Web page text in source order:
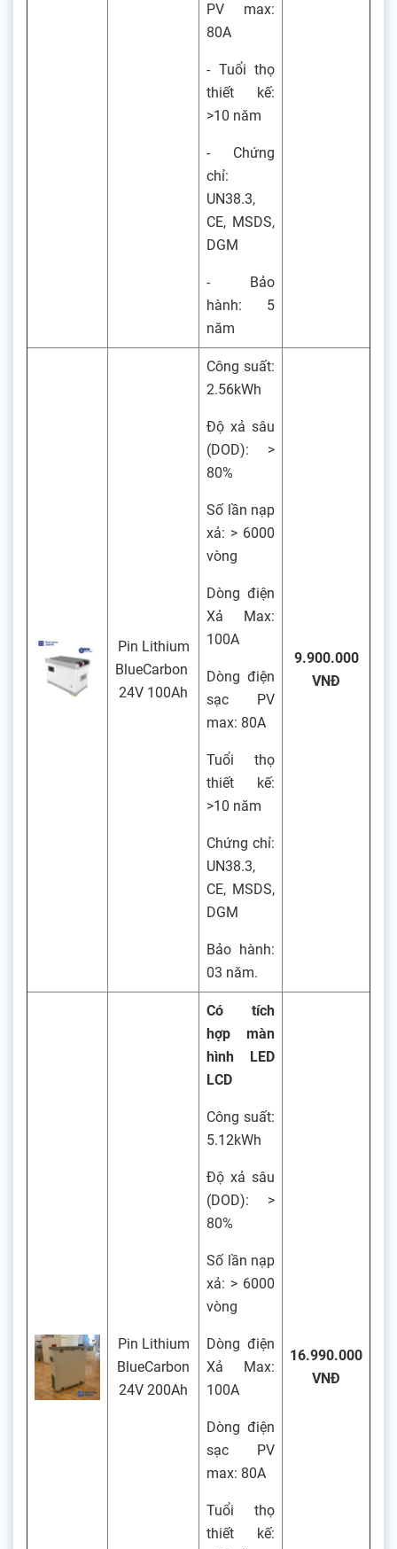
PV max:
80A
- Tuổi thọ
thiết kế:
>10 năm
- Chứng
chỉ:
UN38.3,
CE, MSDS,
DGM
- Bảo
hành: 5
năm
Pin Lithium
BlueCarbon
24V 100Ah
Công suất:
2.56kWh
Độ xả sâu
(DOD): >
80%
Số lần nạp
xả: > 6000
vòng
Dòng điện
Xả Max:
100A
Dòng điện
sạc PV
max: 80A
Tuổi thọ
thiết kế:
>10 năm
Chứng chỉ:
UN38.3,
CE, MSDS,
DGM
Bảo hành:
03 năm.
9.900.000
VNĐ
Pin Lithium
BlueCarbon
24V 200Ah
Có tích
hợp màn
hình LED
LCD
Công suất:
5.12kWh
Độ xả sâu
(DOD): >
80%
Số lần nạp
xả: > 6000
vòng
Dòng điện
Xả Max:
100A
Dòng điện
sạc PV
max: 80A
Tuổi thọ
thiết kế:
16.990.000
VNĐ